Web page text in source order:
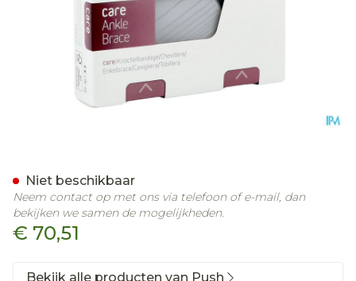
€ 70,51
Niet beschikbaar
Neem contact op met ons via telefoon of e-mail, dan
bekijken we samen de mogelijkheden.
Bekijk alle producten van Push